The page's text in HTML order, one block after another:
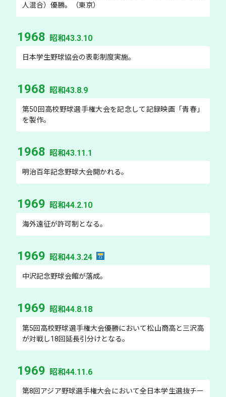
人混合）優勝。（東京）
1968 昭和43.3.10
日本学生野球協会の表彰制度実施。
1968 昭和43.8.9
第50回高校野球選手権大会を記念して記録映画「青春」
を製作。
1968 昭和43.11.1
明治百年記念野球大会開かれる。
1969 昭和44.2.10
海外遠征が許可制となる。
1969 昭和44.3.24
中沢記念野球会館が落成。
1969 昭和44.8.18
第5回高校野球選手権大会優勝において松山商高と三沢高
が対戦し18回延長引分けとなる。
1969 昭和44.11.6
第8回アジア野球選手権大会において全日本学生選抜チー